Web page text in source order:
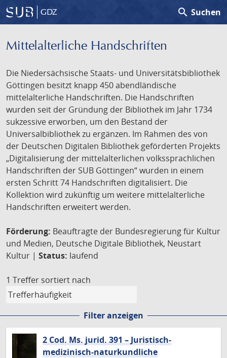
GDZ search Suchen
Mittelalterliche Handschriften
Die Niedersächsische Staats- und Universitätsbibliothek
Göttingen besitzt knapp 450 abendländische
mittelalterliche Handschriften. Die Handschriften
wurden seit der Gründung der Bibliothek im Jahr 1734
sukzessive erworben, um den Bestand der
Universalbibliothek zu ergänzen. Im Rahmen des von
der Deutschen Digitalen Bibliothek geförderten Projekts
„Digitalisierung der mittelalterlichen volkssprachlichen
Handschriften der SUB Göttingen“ wurden in einem
ersten Schritt 74 Handschriften digitalisiert. Die
Kollektion wird zukünftig um weitere mittelalterliche
Handschriften erweitert werden.
Förderung: Beauftragte der Bundesregierung für Kultur
und Medien, Deutsche Digitale Bibliothek, Neustart
Kultur | Status: laufend
1 Treffer sortiert nach
Filter anzeigen
2 Cod. Ms. jurid. 391 – Juristisch-
medizinisch-naturkundliche